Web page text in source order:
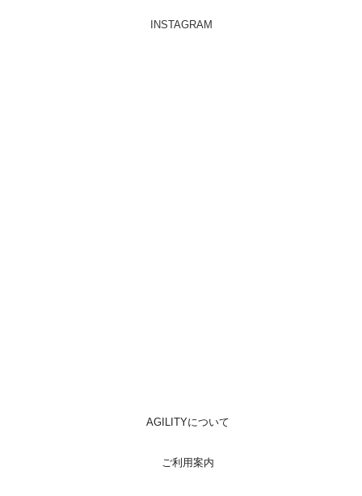
INSTAGRAM
AGILITYについて
ご利用案内